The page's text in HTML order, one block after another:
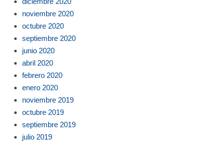
noviembre 2020
octubre 2020
septiembre 2020
junio 2020
abril 2020
febrero 2020
enero 2020
noviembre 2019
octubre 2019
septiembre 2019
julio 2019